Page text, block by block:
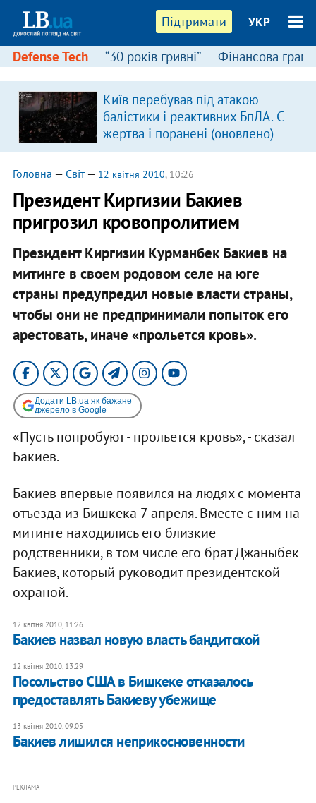
Підтримати УКР
Defense Tech “30 років гривні” Фінансова
Київ перебував під атакою
балістики і реактивних БпЛА. Є
жертва і поранені (оновлено)
Головна — Світ— 12 квітня 2010, 10:26
Президент Киргизии Бакиев
пригрозил кровопролитием
Президент Киргизии Курманбек Бакиев на
митинге в своем родовом селе на юге
страны предупредил новые власти страны,
чтобы они не предпринимали попыток его
арестовать, иначе «прольется кровь».
Додати LB.ua як бажане
джерело в Google
«Пусть попробуют - прольется кровь», - сказал
Бакиев.
Бакиев впервые появился на людях с момента
отъезда из Бишкека 7 апреля. Вместе с ним на
митинге находились его близкие
родственники, в том числе его брат Джаныбек
Бакиев, который руководит президентской
охраной.
12 квітня 2010, 11:26
Бакиев назвал новую власть бандитской
12 квітня 2010, 13:29
Посольство США в Бишкеке отказалось
предоставлять Бакиеву убежище
13 квітня 2010, 09:05
Бакиев лишился неприкосновенности
РЕКЛАМА